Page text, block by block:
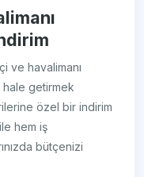
ve havalimanı
getirmek
özel bir indirim
hem iş
bütçenizi